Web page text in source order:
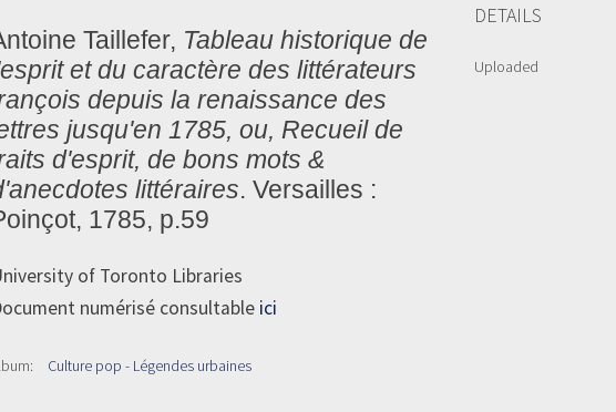
Taillefer, Tableau historique de
et du caractère des littérateurs
depuis la renaissance des
jusqu'en 1785, ou, Recueil de
d'esprit, de bons mots &
littéraires. Versailles :
1785, p.59
of Toronto Libraries
numérisé consultable ici
Culture pop - Légendes urbaines
DETAILS
Uploaded